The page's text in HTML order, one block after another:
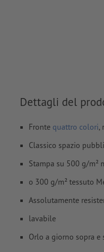
Come si creano
Dettagli del
Fronte quattro colori,
Classico spazio
Stampa su 500 g/m²
o 300 g/m² tessuto
Assolutamente
lavabile
Orlo a giorno sopra e